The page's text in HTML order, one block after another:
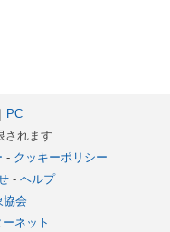
PC
されます
- クッキーポリシー
- ヘルプ
協会
ネット